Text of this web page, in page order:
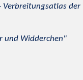
und Widderchen